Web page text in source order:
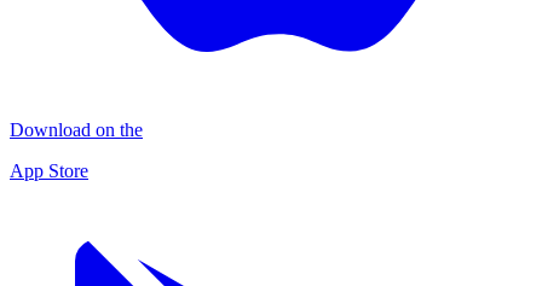
Download on the
App Store